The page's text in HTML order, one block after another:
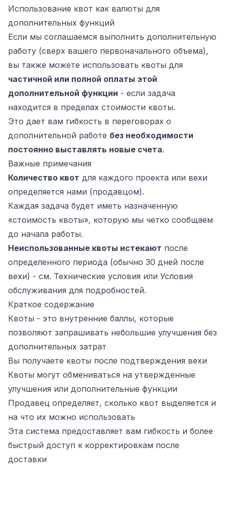
Использование квот как валюты для
дополнительных функций
Если мы соглашаемся выполнить дополнительную
работу (сверх вашего первоначального объема),
вы также можете использовать квоты для
частичной или полной оплаты этой
дополнительной функции - если задача
находится в пределах стоимости квоты.
Это дает вам гибкость в переговорах о
дополнительной работе без необходимости
постоянно выставлять новые счета.
Важные примечания
Количество квот для каждого проекта или вехи
определяется нами (продавцом).
Каждая задача будет иметь назначенную
«стоимость квоты», которую мы четко сообщаем
до начала работы.
Неиспользованные квоты истекают после
определенного периода (обычно 30 дней после
вехи) - см. Технические условия или Условия
обслуживания для подробностей.
Краткое содержание
Квоты - это внутренние баллы, которые
позволяют запрашивать небольшие улучшения без
дополнительных затрат
Вы получаете квоты после подтверждения вехи
Квоты могут обмениваться на утвержденные
улучшения или дополнительные функции
Продавец определяет, сколько квот выделяется и
на что их можно использовать
Эта система предоставляет вам гибкость и более
быстрый доступ к корректировкам после
доставки